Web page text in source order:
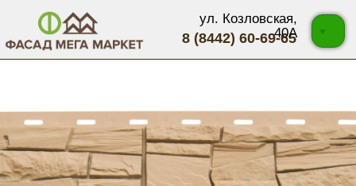
8 (8442) 60-69-65
ул. Козловская,
40А